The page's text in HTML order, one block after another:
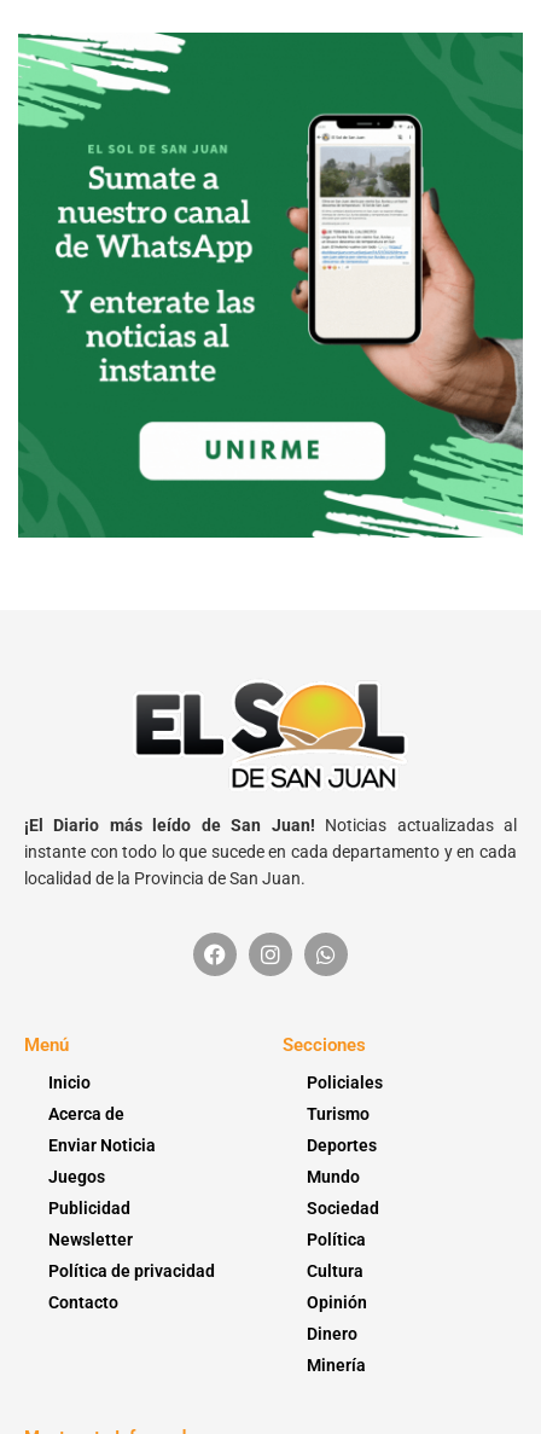
¡El Diario más leído de San Juan! Noticias actualizadas al
instante con todo lo que sucede en cada departamento y en cada
localidad de la Provincia de San Juan.
Menú
Inicio
Acerca de
Enviar Noticia
Juegos
Publicidad
Newsletter
Política de privacidad
Contacto
Secciones
Policiales
Turismo
Deportes
Mundo
Sociedad
Política
Cultura
Opinión
Dinero
Minería